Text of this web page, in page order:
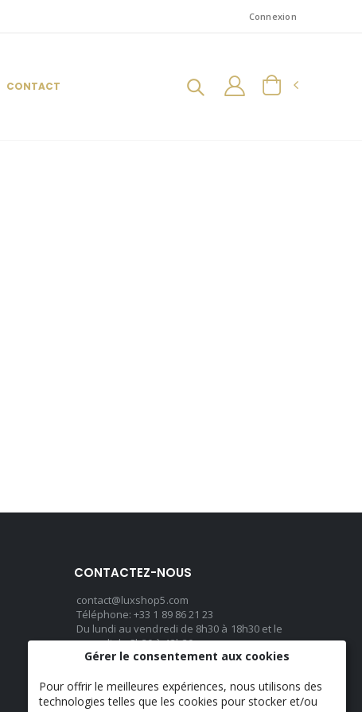
Connexion
CONTACT
CONTACTEZ-NOUS
contact@luxshop5.com
Téléphone: +33 1 89 86 21 23
Du lundi au vendredi de 8h30 à 18h30 et le
samedi de 8h30 à 13h30
LANGUE
Français
Gérer le consentement aux cookies
Pour offrir le meilleures expériences, nous utilisons des
technologies telles que les cookies pour stocker et/ou